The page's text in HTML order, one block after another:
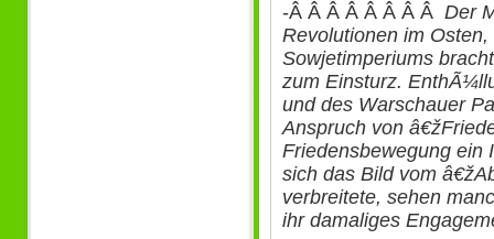
-Â Â Â Â Â Â Â Â Der
Revolutionen im
Sowjetimperiums
zum Einsturz.
und des Warschauer
Anspruch von
Friedensbewegung ein
sich das Bild vom
verbreitete, sehen
ihr damaliges